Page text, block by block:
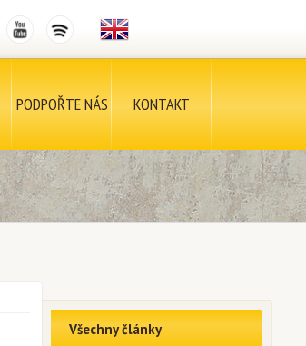
PODPOŘTE NÁS KONTAKT
Všechny články